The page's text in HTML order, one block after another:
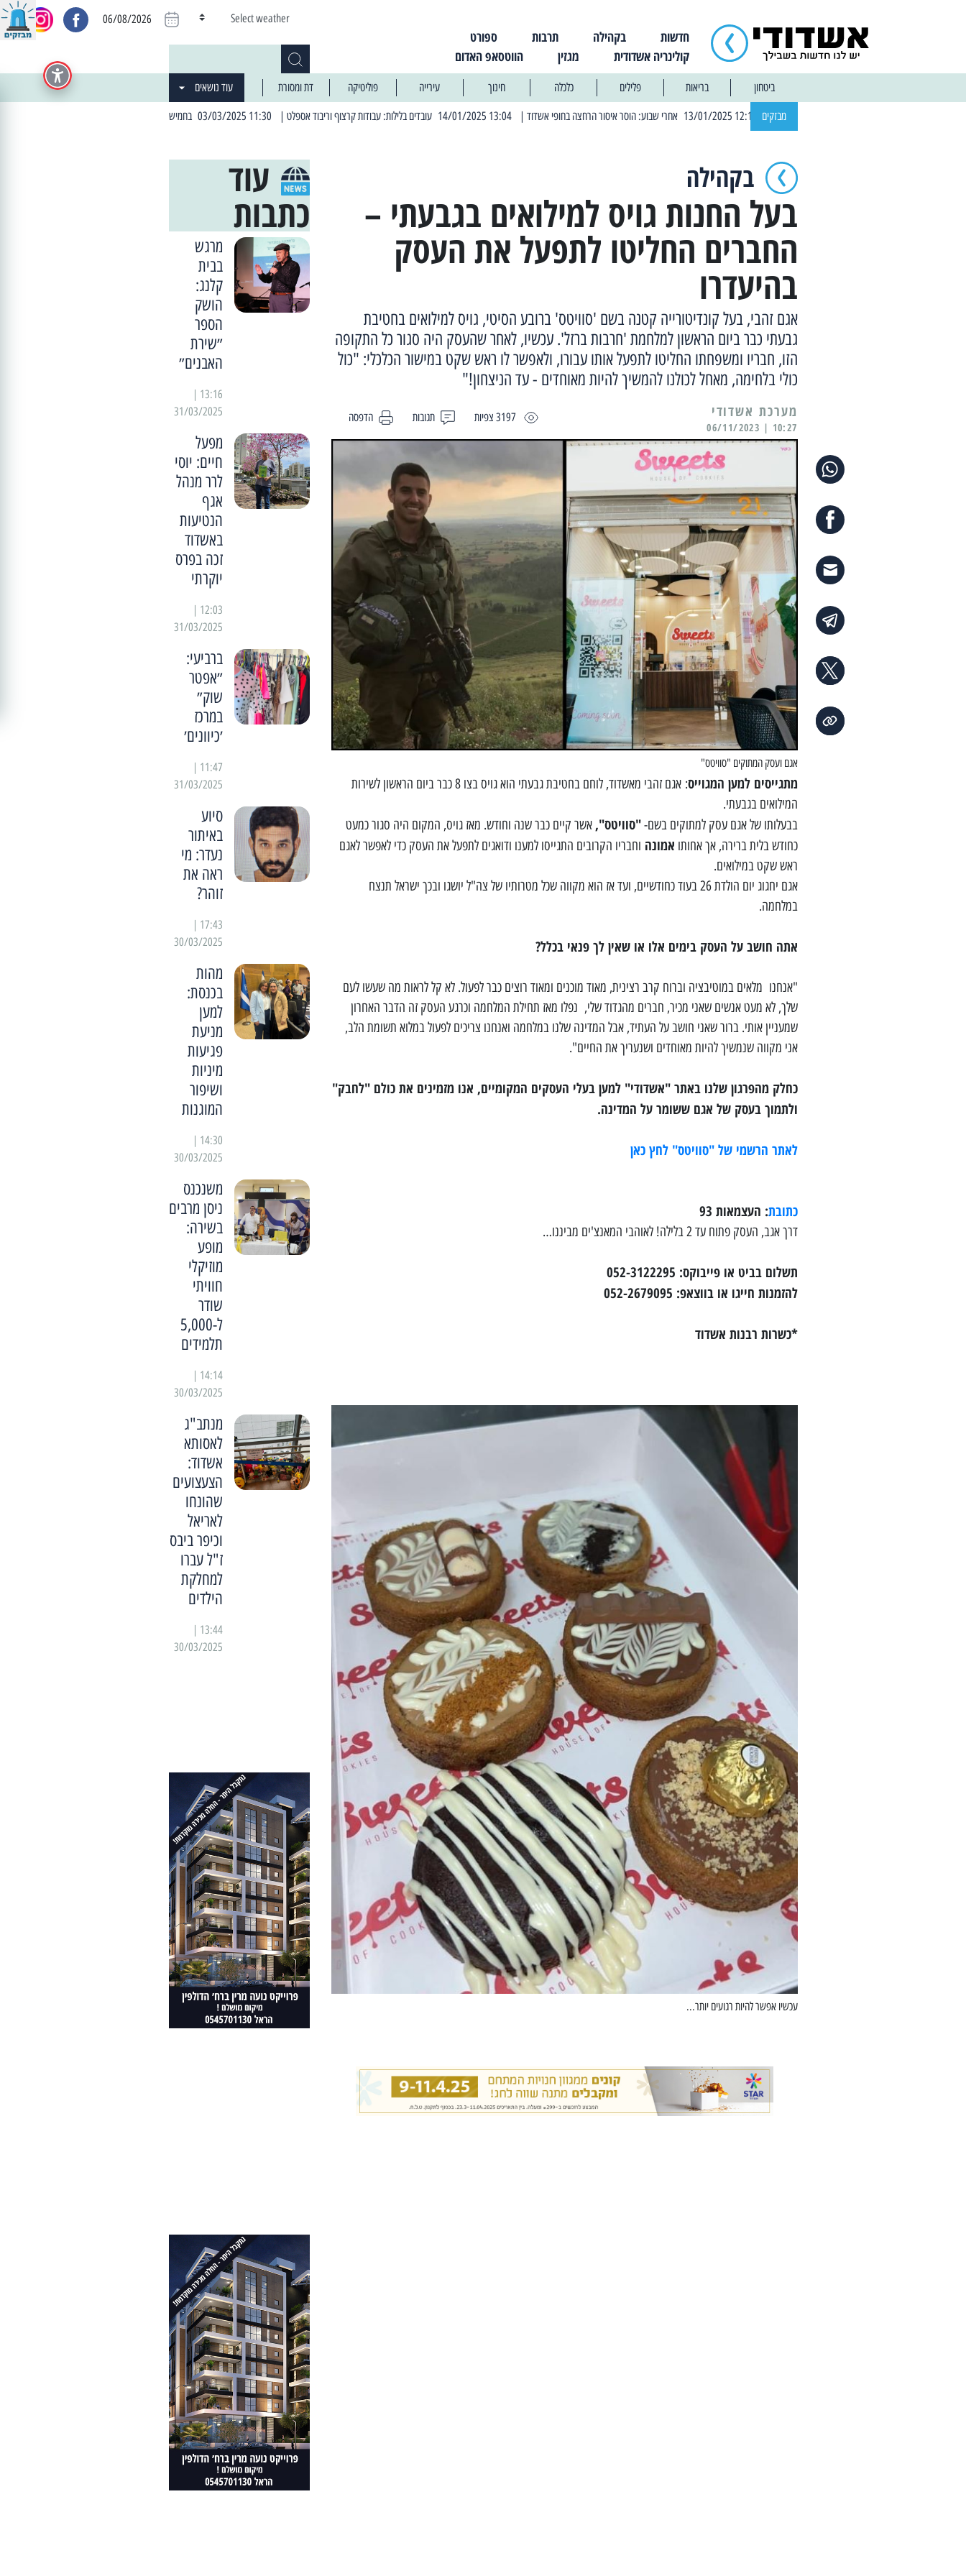
חדשות בקהילה תרבות
ספורט
קולינריה אשדודית
מגזין הווטסאפ האדום
Select weather
06/08/2026
ביטחון בריאות פלילים כלכלה חינוך עירייה פוליטיקה דת ומסורת עוד נושאים
מבזקים | 13:04 14/01/2025 עובדים בלילות: עבודות קרצוף וריבוד אספלט | 11:30 03/03/2025 בחמישי הקרוב: הרחובות בהם תהיה הפסקת חשמל יזומה
בקהילה
בעל החנות גויס למילואים בגבעתי –
החברים החליטו לתפעל את העסק
בהיעדרו
אגם זהבי, בעל קונדיטורייה קטנה בשם 'סוויטס' ברובע הסיטי, גויס למילואים בחטיבת
גבעתי כבר ביום הראשון למלחמת 'חרבות ברזל'. עכשיו, לאחר שהעסק היה סגור כל התקופה
הזו, חבריו ומשפחתו החליטו לתפעל אותו עבורו, ולאפשר לו ראש שקט במישור הכלכלי: "כול
כולי בלחימה, מאחל לכולנו להמשיך להיות מאוחדים - עד הניצחון!"
3197 צפיות תגובות הדפסה מערכת אשדודי
10:27 | 06/11/2023
אגם ועסק המתוקים "סוויטס"
מתגייסים למען המגוייס: אגם זהבי מאשדוד, לוחם בחטיבת גבעתי
הוא גויס בצו 8 כבר ביום הראשון לשירות
המילואים בגבעתי.
בבעלותו של אגם עסק למתוקים בשם-"סוויטס", אשר קיים כבר שנה וחודש. מאז גויס, המקום היה סגור כמעט
כחודש בלית ברירה, אך אחותו אמונה וחבריו הקרובים התגייסו למענו ודואגים לתפעל את העסק כדי לאפשר לאגם
ראש שקט במילואים.
אגם יחגוג יום הולדת 26 בעוד כחודשיים, ועד אז הוא מקווה שכל מטרותיו של צה"ל יושגו ובכך ישראל תנצח
במלחמה.
אתה חושב על העסק בימים אלו או שאין לך פנאי בכלל?
"אנחנו מלאים במוטיבציה וברוח קרב רצינית, מאוד מוכנים ומאוד רוצים כבר לפעול. לא קל לראות מה שעשו לעם
שלך, לא מעט אנשים שאני מכיר, חברים מהגדוד שלי, נפלו מאז תחילת המלחמה וכרגע העסק זה הדבר האחרון
שמעניין אותי. ברור שאני חושב על העתיד, אבל המדינה שלנו במלחמה ואנחנו צריכים לפעול במלוא תשומת הלב,
אני מקווה שנמשיך להיות מאוחדים ושנעריך את החיים".
כחלק מהפרגון שלנו באתר "אשדודי" למען בעלי העסקים המקומיים, אנו מזמינים את כולם "לחבק"
ולתמוך בעסק של אגם ששומר על המדינה.
לאתר הרשמי של "סוויטס" לחץ כאן
כתובת: העצמאות 93
דרך אגב, העסק פתוח עד 2 בלילה! לאוהבי המאנצ'ים מביננו…
תשלום בביט או פייבוקס: 052-3122295
להזמנות חייגו או בווצאפ: 052-2679095
*כשרות רבנות אשדוד
עכשיו אפשר להיות רגועים יותר...
עוד
כתבות
מרגש
בבית
קלנג:
הושק
הספר
״שירת
האבנים״
31/03/2025
מפעל
חיים: יוסי
לרר מנהל
אגף
הנטיעות
באשדוד
זכה בפרס
יוקרתי
31/03/2025
ברביעי:
״אפטר
שוק״
במרכז
׳כיוונים׳
31/03/2025
סיוע
באיתור
נעדר: מי
ראה את
זוהר?
30/03/2025
מהות
בכנסת:
למען
מניעת
פגיעות
מיניות
ושיפור
המוגנות
30/03/2025
משנכנס
ניסן מרבים
בשירה:
מופע
מוזיקלי
חוויתי
שודר
ל-5,000
תלמידים
30/03/2025
מנתב"ג
לאסותא
אשדוד:
הצעצועים
שהונחו
לאריאל
וכיפר ביבס
ז"ל עברו
למחלקת
הילדים
30/03/2025